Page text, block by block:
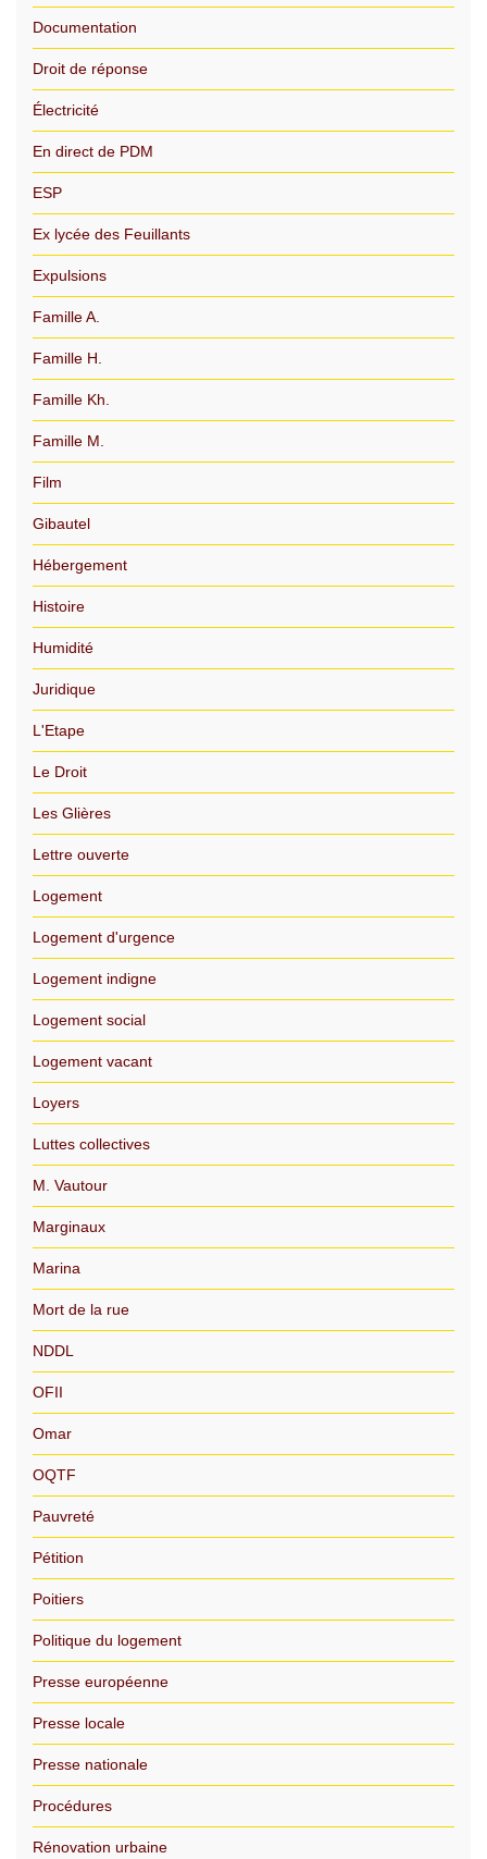
Documentation
Droit de réponse
Électricité
En direct de PDM
ESP
Ex lycée des Feuillants
Expulsions
Famille A.
Famille H.
Famille Kh.
Famille M.
Film
Gibautel
Hébergement
Histoire
Humidité
Juridique
L'Etape
Le Droit
Les Glières
Lettre ouverte
Logement
Logement d'urgence
Logement indigne
Logement social
Logement vacant
Loyers
Luttes collectives
M. Vautour
Marginaux
Marina
Mort de la rue
NDDL
OFII
Omar
OQTF
Pauvreté
Pétition
Poitiers
Politique du logement
Presse européenne
Presse locale
Presse nationale
Procédures
Rénovation urbaine